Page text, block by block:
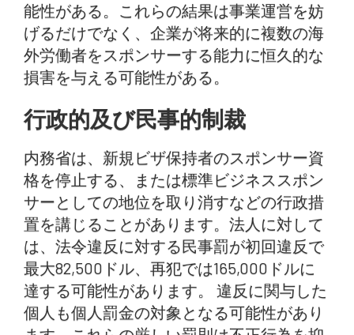
能性がある。これらの結果は事業運営を妨
げるだけでなく、企業が将来的に複数の海
外労働者をスポンサーする能力に恒久的な
損害を与える可能性がある。
行政的及び民事的制裁
内務省は、新規ビザ保持者のスポンサー資
格を停止する、または標準ビジネススポン
サーとしての地位を取り消すなどの行政措
置を講じることがあります。法人に対して
は、法令違反に対する民事罰が初回違反で
最大82,500ドル、再犯では165,000ドルに
達する可能性があります。 違反に関与した
個人も個人罰金の対象となる可能性があり